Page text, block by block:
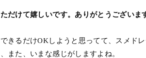
だけて嬉しいです。ありがとうございま
きるだけOKしようと思ってて、スメド
また、いまな感じがしますよね。